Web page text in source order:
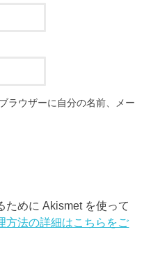
ラウザーに自分の名前、メー
ために Akismet を使って
方法の詳細はこちらをご